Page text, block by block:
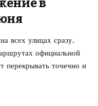
всех улицах сразу.
официальной
перекрывать точечно и